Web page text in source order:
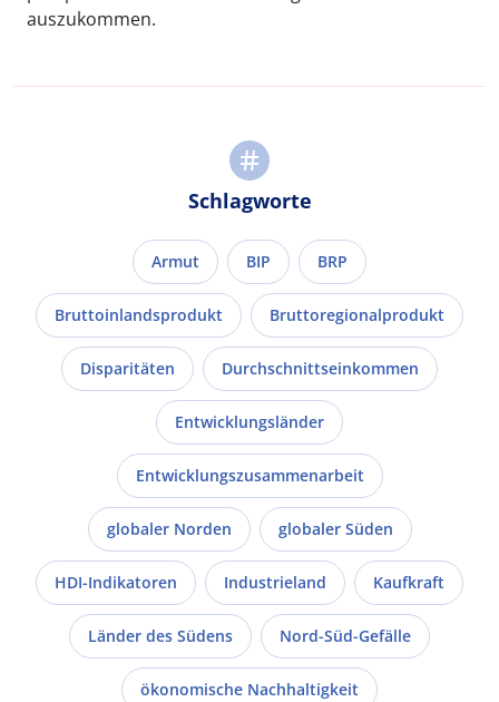
auszukommen.
Schlagworte
Armut BIP BRP
Bruttoinlandsprodukt Bruttoregionalprodukt
Disparitäten Durchschnittseinkommen
Entwicklungsländer
Entwicklungszusammenarbeit
globaler Norden globaler Süden
HDI-Indikatoren Industrieland Kaufkraft
Länder des Südens Nord-Süd-Gefälle
ökonomische Nachhaltigkeit